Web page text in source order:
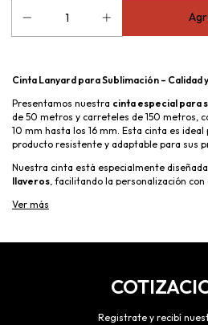
Cinta Lanyard para Sublimación – Calidad
Presentamos nuestra cinta especial para
de 50 metros y carreteles de 150 metros,
10 mm hasta los 16 mm. Esta cinta es
producto resistente y adaptable para sus
Nuestra cinta está especialmente
llaveros, facilitando la personalización
asegurando colores vibrantes y detalles
práctica y eficiente para la producción de
Ver más
Registrate y recibí